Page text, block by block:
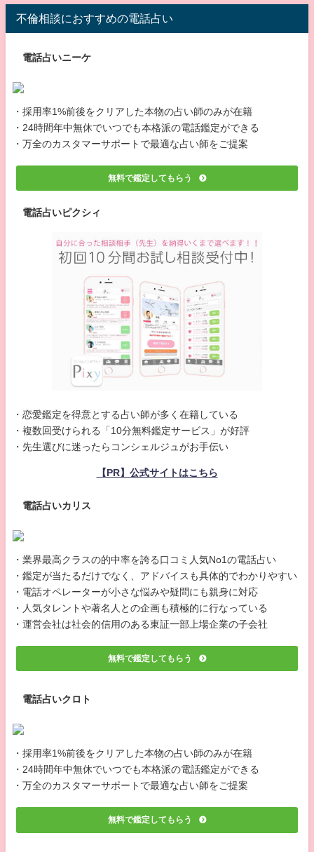
不倫相談におすすめの電話占い
電話占いニーケ
・採用率1%前後をクリアした本物の占い師のみが在籍
・24時間年中無休でいつでも本格派の電話鑑定ができる
・万全のカスタマーサポートで最適な占い師をご提案
無料で鑑定してもらう
電話占いピクシィ
・恋愛鑑定を得意とする占い師が多く在籍している
・複数回受けられる「10分無料鑑定サービス」が好評
・先生選びに迷ったらコンシェルジュがお手伝い
【PR】公式サイトはこちら
電話占いカリス
・業界最高クラスの的中率を誇る口コミ人気No1の電話占い
・鑑定が当たるだけでなく、アドバイスも具体的でわかりやすい
・電話オペレーターが小さな悩みや疑問にも親身に対応
・人気タレントや著名人との企画も積極的に行なっている
・運営会社は社会的信用のある東証一部上場企業の子会社
無料で鑑定してもらう
電話占いクロト
・採用率1%前後をクリアした本物の占い師のみが在籍
・24時間年中無休でいつでも本格派の電話鑑定ができる
・万全のカスタマーサポートで最適な占い師をご提案
無料で鑑定してもらう